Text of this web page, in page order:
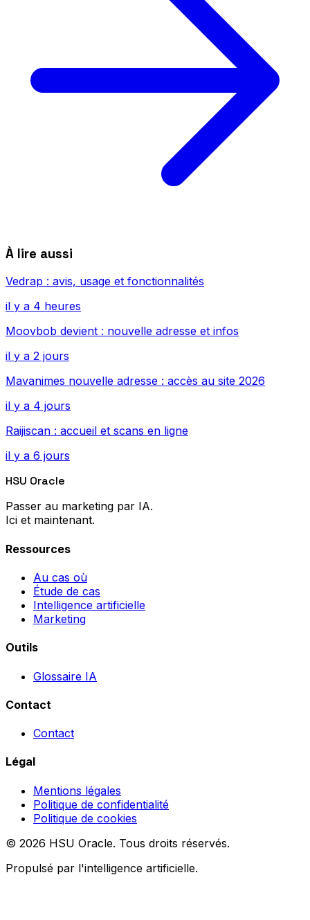
À lire aussi
Vedrap : avis, usage et fonctionnalités
il y a 4 heures
Moovbob devient : nouvelle adresse et infos
il y a 2 jours
Mavanimes nouvelle adresse : accès au site 2026
il y a 4 jours
Raijiscan : accueil et scans en ligne
il y a 6 jours
HSU Oracle
Passer au marketing par IA.
Ici et maintenant.
Ressources
Au cas où
Étude de cas
Intelligence artificielle
Marketing
Outils
Glossaire IA
Contact
Contact
Légal
Mentions légales
Politique de confidentialité
Politique de cookies
© 2026 HSU Oracle. Tous droits réservés.
Propulsé par l'intelligence artificielle.